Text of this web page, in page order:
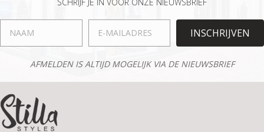
INSCHRIJVEN
AFMELDEN IS ALTIJD MOGELIJK VIA DE NIEUWSBRIEF